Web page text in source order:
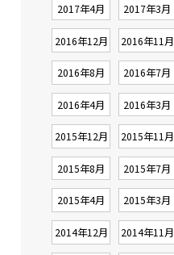
2017年4月 2017年3月
2016年12月 2016年11月
2016年8月 2016年7月
2016年4月 2016年3月
2015年12月 2015年11月
2015年8月 2015年7月
2015年4月 2015年3月
2014年12月 2014年11月